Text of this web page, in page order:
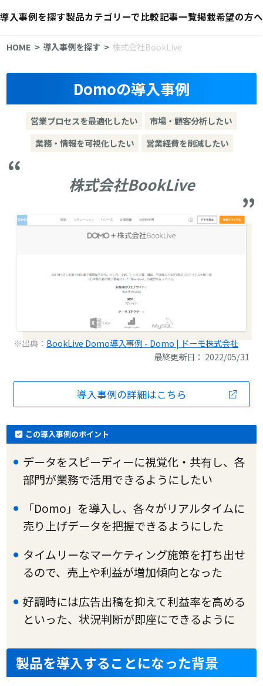
導入事例を探す製品カテゴリーで比較記事一覧掲載希望の方へ
HOME 導入事例を探す 株式会社BookLive
Domoの導入事例
営業プロセスを最適化したい
市場・顧客分析したい
業務・情報を可視化したい
営業経費を削減したい
株式会社BookLive
※出典： BookLive Domo導入事例 - Domo | ドーモ株式会社
最終更新日： 2022/05/31
導入事例の詳細はこちら
この導入事例のポイント
データをスピーディーに視覚化・共有し、各
部門が業務で活用できるようにしたい
「Domo」を導入し、各々がリアルタイムに
売り上げデータを把握できるようにした
タイムリーなマーケティング施策を打ち出せ
るので、売上や利益が増加傾向となった
好調時には広告出稿を抑えて利益率を高める
といった、状況判断が即座にできるように
製品を導入することになった背景